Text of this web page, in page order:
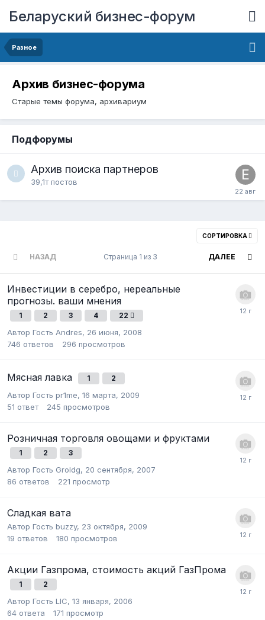
Беларуский бизнес-форум
Разное
Архив бизнес-форума
Старые темы форума, архивариум
Подфорумы
Архив поиска партнеров
39,1т постов
СОРТИРОВКА
НАЗАД ДАЛЕЕ
Страница 1 из 3
Инвестиции в серебро, нереальные
прогнозы. ваши мнения
1 2 3 4 22
Автор Гость Andres, 26 июня, 2008
746 ответов 296 просмотров
Мясная лавка 1 2
Автор Гость pr1me, 16 марта, 2009
51 ответ 245 просмотров
Розничная торговля овощами и фруктами
1 2 3
Автор Гость Groldg, 20 сентября, 2007
86 ответов 221 просмотр
Сладкая вата
Автор Гость buzzy, 23 октября, 2009
19 ответов 180 просмотров
Акции Газпрома, стоимость акций ГазПрома
1 2
Автор Гость LIC, 13 января, 2006
64 ответа 171 просмотр